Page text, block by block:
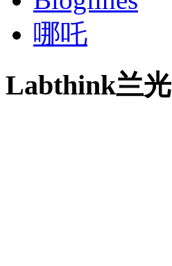
哪吒
Labthink兰光